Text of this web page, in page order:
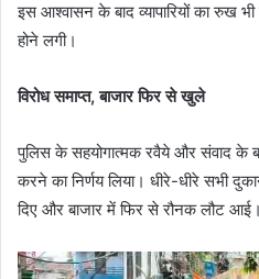
इस आश्वासन के बाद व्यापारियों का रुख
होने लगी।
विरोध समाप्त, बाजार फिर से खुले
पुलिस के सहयोगात्मक रवैये और संवाद के
करने का निर्णय लिया। धीरे-धीरे सभी
दिए और बाजार में फिर से रौनक लौट आई।